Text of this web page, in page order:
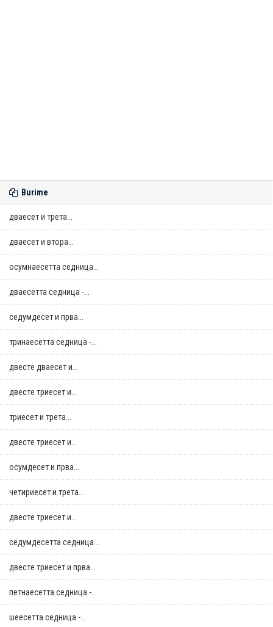
Burime
дваесет и трета...
дваесет и втора...
осумнaесетта седница...
дваесетта седница -...
седумдесет и прва...
тринаесетта седница -...
двестe дваесет и...
двестe триесет и...
триесет и трета...
двестe триесет и...
осумдесет и прва...
четириесет и трета...
двестe триесет и...
седумдесетта седница...
двестe триесет и прва...
петнаесетта седница -...
шеесетта седница -...